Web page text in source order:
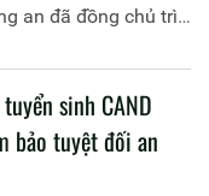
an đã đồng chủ trì
tạo của lực lượng
sinh CAND
bảo tuyệt đối an